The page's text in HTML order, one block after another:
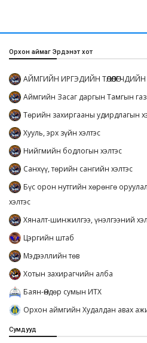
Орхон аймаг Эрдэнэт хот
АЙМГИЙН ИРГЭДИЙН
Аймгийн Засаг даргын Тамгын
Төрийн захиргааны удирдлагын
Хууль, эрх зүйн хэлтэс
Нийгмийн бодлогын хэлтэс
Санхүү, төрийн сангийн хэлтэс
Бүс орон нутгийн хөрөнгө
хэлтэс
Хяналт-шинжилгээ, үнэлгээний
Цэргийн штаб
Мэдээллийн төв
Хотын захирагчийн алба
Баян-Өндөр сумын ИТХ
Орхон аймгийн Худалдан авах
Сумдууд